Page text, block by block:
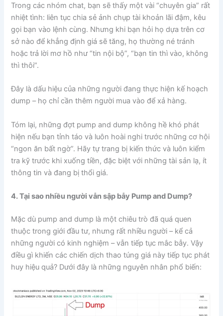
Trong các nhóm chat, bạn sẽ thấy một vài “chuyên gia” rất
nhiệt tình: liên tục chia sẻ ảnh chụp tài khoản lãi đậm, kêu
gọi bạn vào lệnh cùng. Nhưng khi bạn hỏi họ dựa trên cơ
sở nào để khẳng định giá sẽ tăng, họ thường né tránh
hoặc trả lời mơ hồ như “tin nội bộ”, “bạn tin thì vào, không
thì thôi”.
Đây là dấu hiệu của những người đang thực hiện kế hoạch
dump – họ chỉ cần thêm người mua vào để xả hàng.
Tóm lại, những đợt pump and dump không hề khó phát
hiện nếu bạn tỉnh táo và luôn hoài nghi trước những cơ hội
“ngon ăn bất ngờ”. Hãy tự trang bị kiến thức và luôn kiểm
tra kỹ trước khi xuống tiền, đặc biệt với những tài sản lạ, ít
thông tin và đang bị thổi giá.
4. Tại sao nhiều người vẫn sập bẫy Pump and Dump?
Mặc dù pump and dump là một chiêu trò đã quá quen
thuộc trong giới đầu tư, nhưng rất nhiều người – kể cả
những người có kinh nghiệm – vẫn tiếp tục mắc bẫy. Vậy
điều gì khiến các chiến dịch thao túng giá này tiếp tục phát
huy hiệu quả? Dưới đây là những nguyên nhân phổ biến: